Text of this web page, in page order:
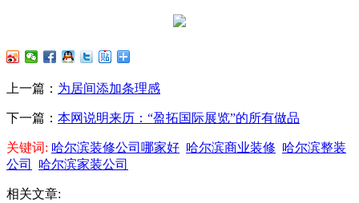
上一篇： 为居间添加条理感
下一篇： 本网说明来历：“盈拓国际展览”的所有做品
关键词: 哈尔滨装修公司哪家好 哈尔滨商业装修 哈尔滨整装
公司
哈尔滨家装公司
相关文章: